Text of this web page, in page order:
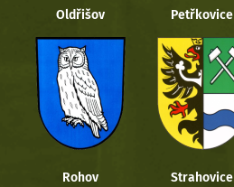
Oldřišov Petřkovice
Rohov Strahovice